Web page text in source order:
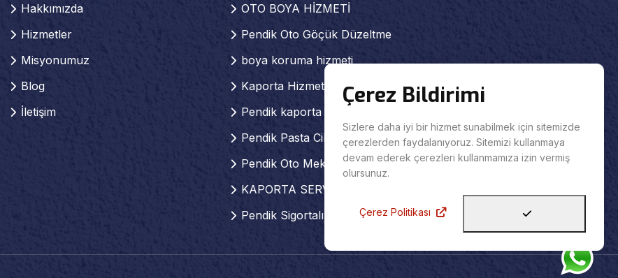
Hakkımızda
Hizmetler
Misyonumuz
Blog
İletişim
OTO BOYA HİZMETİ
Pendik Oto Göçük Düzeltme
boya koruma hizmeti
Kaporta Hizmeti
Pendik kaporta boya
Pendik Pasta Cila Hizmeti
Pendik Oto Mekanik Servisi
KAPORTA SERVİSİ
Pendik Sigortalı Araç Tamiri
Çerez Bildirimi
Sizlere daha iyi bir hizmet sunabilmek için sitemizde
çerezlerden faydalanıyoruz. Sitemizi kullanmaya
devam ederek çerezleri kullanmamıza izin vermiş
olursunuz.
Çerez Politikası